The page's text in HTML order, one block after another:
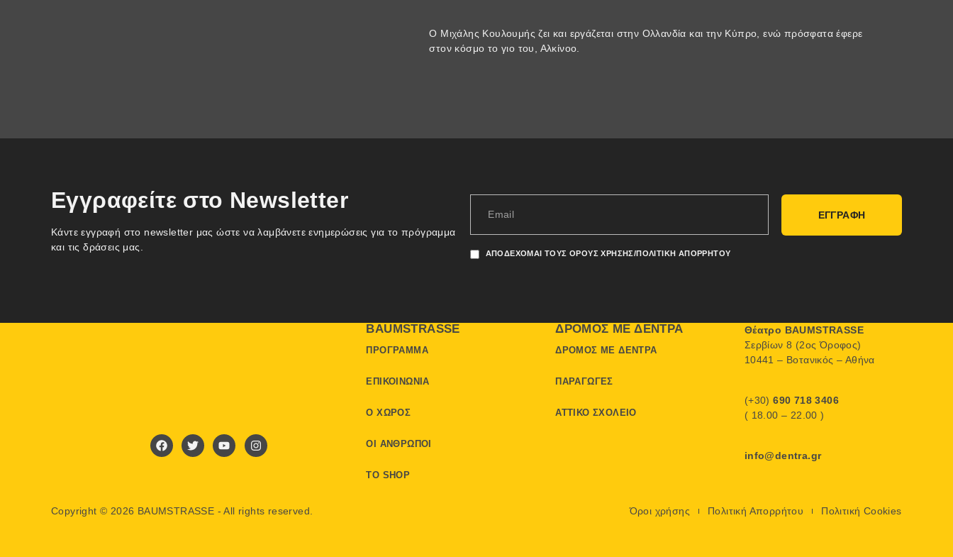
Ο Μιχάλης Κουλουμής ζει και εργάζεται στην Ολλανδία και την Κύπρο, ενώ πρόσφατα έφερε
στον κόσμο το γιο του, Αλκίνοο.
Εγγραφείτε στο Newsletter
Κάντε εγγραφή στο newsletter μας ώστε να λαμβάνετε ενημερώσεις για το πρόγραμμα
και τις δράσεις μας.
ΑΠΟΔΈΧΟΜΑΙ ΤΟΥΣ ΌΡΟΥΣ ΧΡΉΣΗΣ/ΠΟΛΙΤΙΚΉ ΑΠΟΡΡΉΤΟΥ
ΕΓΓΡΑΦΗ
BAUMSTRASSE
ΠΡΌΓΡΑΜΜΑ
ΕΠΙΚΟΙΝΩΝΊΑ
Ο ΧΏΡΟΣ
ΟΙ ΆΝΘΡΩΠΟΙ
ΤΟ SHOP
ΔΡΌΜΟΣ ΜΕ ΔΈΝΤΡΑ
ΔΡΌΜΟΣ ΜΕ ΔΈΝΤΡΑ
ΠΑΡΑΓΩΓΈΣ
ΑΤΤΙΚΌ ΣΧΟΛΕΊΟ
Θέατρο BAUMSTRASSE
Σερβίων 8 (2ος Όροφος)
10441 – Βοτανικός – Αθήνα
(+30)690 718 3406
( 18.00 – 22.00 )
info@dentra.gr
Copyright © 2026 BAUMSTRASSE - All rights reserved. Όροι χρήσης Πολιτική Απορρήτου Πολιτική Cookies